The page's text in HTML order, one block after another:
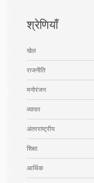
श्रेणियाँ
खेल
राजनीति
मनोरंजन
व्यापार
अंतरराष्ट्रीय
शिक्षा
आर्थिक